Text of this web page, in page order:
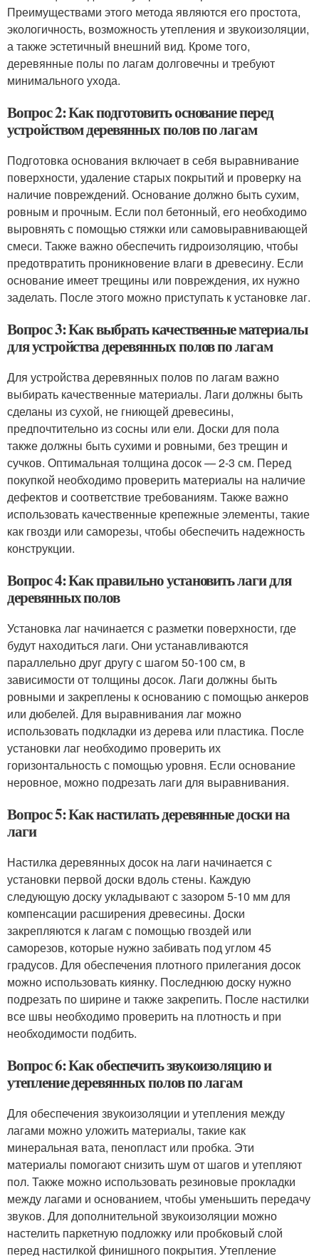
Преимуществами этого метода являются его простота,
экологичность, возможность утепления и звукоизоляции,
а также эстетичный внешний вид. Кроме того,
деревянные полы по лагам долговечны и требуют
минимального ухода.
Вопрос 2: Как подготовить основание перед
устройством деревянных полов по лагам
Подготовка основания включает в себя выравнивание
поверхности, удаление старых покрытий и проверку на
наличие повреждений. Основание должно быть сухим,
ровным и прочным. Если пол бетонный, его необходимо
выровнять с помощью стяжки или самовыравнивающей
смеси. Также важно обеспечить гидроизоляцию, чтобы
предотвратить проникновение влаги в древесину. Если
основание имеет трещины или повреждения, их нужно
заделать. После этого можно приступать к установке лаг.
Вопрос 3: Как выбрать качественные материалы
для устройства деревянных полов по лагам
Для устройства деревянных полов по лагам важно
выбирать качественные материалы. Лаги должны быть
сделаны из сухой, не гниющей древесины,
предпочтительно из сосны или ели. Доски для пола
также должны быть сухими и ровными, без трещин и
сучков. Оптимальная толщина досок — 2-3 см. Перед
покупкой необходимо проверить материалы на наличие
дефектов и соответствие требованиям. Также важно
использовать качественные крепежные элементы, такие
как гвозди или саморезы, чтобы обеспечить надежность
конструкции.
Вопрос 4: Как правильно установить лаги для
деревянных полов
Установка лаг начинается с разметки поверхности, где
будут находиться лаги. Они устанавливаются
параллельно друг другу с шагом 50-100 см, в
зависимости от толщины досок. Лаги должны быть
ровными и закреплены к основанию с помощью анкеров
или дюбелей. Для выравнивания лаг можно
использовать подкладки из дерева или пластика. После
установки лаг необходимо проверить их
горизонтальность с помощью уровня. Если основание
неровное, можно подрезать лаги для выравнивания.
Вопрос 5: Как настилать деревянные доски на
лаги
Настилка деревянных досок на лаги начинается с
установки первой доски вдоль стены. Каждую
следующую доску укладывают с зазором 5-10 мм для
компенсации расширения древесины. Доски
закрепляются к лагам с помощью гвоздей или
саморезов, которые нужно забивать под углом 45
градусов. Для обеспечения плотного прилегания досок
можно использовать киянку. Последнюю доску нужно
подрезать по ширине и также закрепить. После настилки
все швы необходимо проверить на плотность и при
необходимости подбить.
Вопрос 6: Как обеспечить звукоизоляцию и
утепление деревянных полов по лагам
Для обеспечения звукоизоляции и утепления между
лагами можно уложить материалы, такие как
минеральная вата, пенопласт или пробка. Эти
материалы помогают снизить шум от шагов и утепляют
пол. Также можно использовать резиновые прокладки
между лагами и основанием, чтобы уменьшить передачу
звуков. Для дополнительной звукоизоляции можно
настелить паркетную подложку или пробковый слой
перед настилкой финишного покрытия. Утепление